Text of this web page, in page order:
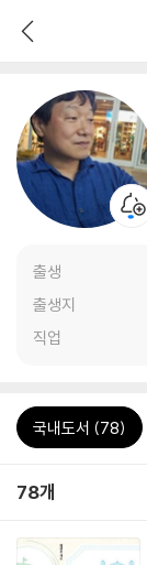
출생
출생지
직업
국내도서 (78)
78개